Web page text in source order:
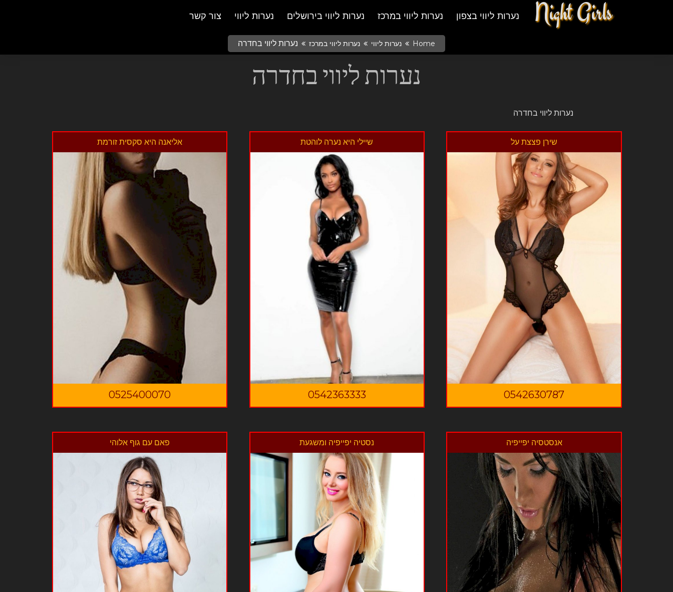
Night Girls צור קשר נערות ליווי נערות ליווי בירושלים נערות ליווי במרכז נערות ליווי בצפון
Home נערות ליווי נערות ליווי במרכז נערות ליווי בחדרה
נערות ליווי בחדרה
נערות ליווי בחדרה
שירן פצצת על
0542630787
שיילי היא נערה לוהטת
0542363333
אליאנה היא סקסית זורמת
0525400070
אנסטסיה יפייפיה נסטיה יפייפיה ומשגעת פאם עם גוף אלוהי